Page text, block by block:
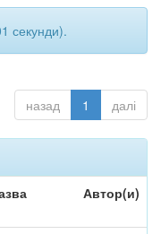
секунди).
назад 1 далі
Автор(и)